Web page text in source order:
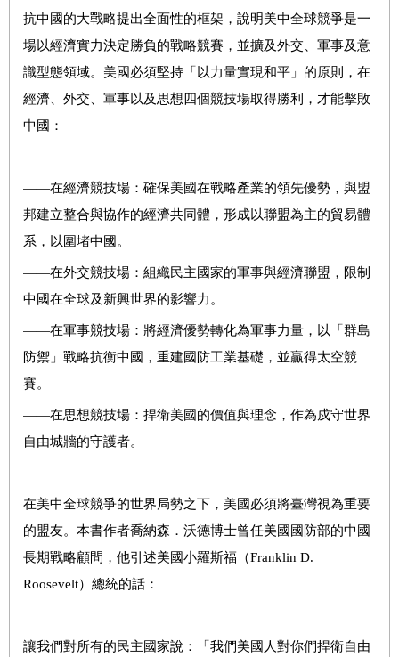
抗中國的大戰略提出全面性的框架，說明美中全球競爭是一
場以經濟實力決定勝負的戰略競賽，並擴及外交、軍事及意
識型態領域。美國必須堅持「以力量實現和平」的原則，在
經濟、外交、軍事以及思想四個競技場取得勝利，才能擊敗
中國：
――在經濟競技場：確保美國在戰略產業的領先優勢，與盟
邦建立整合與協作的經濟共同體，形成以聯盟為主的貿易體
系，以圍堵中國。
――在外交競技場：組織民主國家的軍事與經濟聯盟，限制
中國在全球及新興世界的影響力。
――在軍事競技場：將經濟優勢轉化為軍事力量，以「群島
防禦」戰略抗衡中國，重建國防工業基礎，並贏得太空競
賽。
――在思想競技場：捍衛美國的價值與理念，作為戍守世界
自由城牆的守護者。
在美中全球競爭的世界局勢之下，美國必須將臺灣視為重要
的盟友。本書作者喬納森．沃德博士曾任美國國防部的中國
長期戰略顧問，他引述美國小羅斯福（Franklin D.
Roosevelt）總統的話：
讓我們對所有的民主國家說：「我們美國人對你們捍衛自由